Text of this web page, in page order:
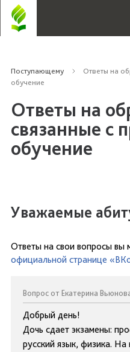
Поступающему
Ответы на
обучение
Ответы на
связанные с
обучение
Уважаемые
Ответы на свои вопросы вы
официальной странице
Вопрос от Екатерина
Добрый день!
Дочь сдает экзамены:
русский язык, физика. На